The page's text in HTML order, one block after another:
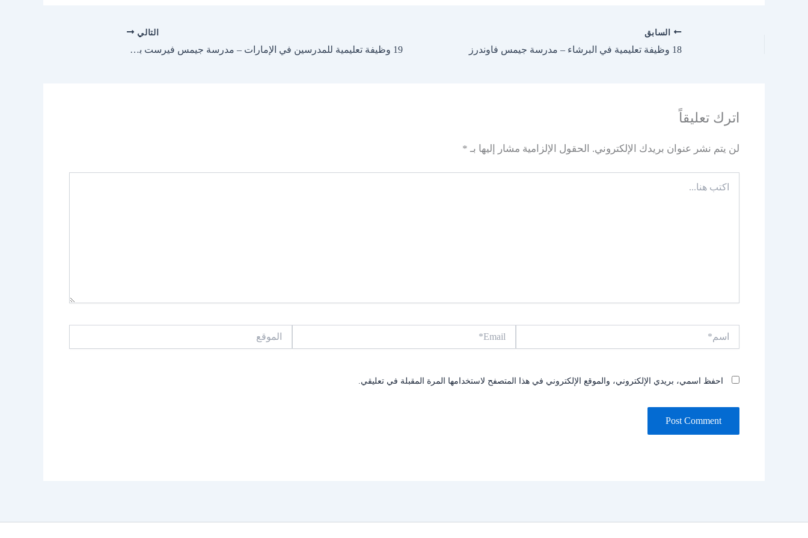
السابق
18 وظيفة تعليمية في البرشاء – مدرسة جيمس فاوندرز
التالي
19 وظيفة تعليمية للمدرسين في الإمارات – مدرسة جيمس فيرست بوينت
اترك تعليقاً
لن يتم نشر عنوان بريدك الإلكتروني. الحقول الإلزامية مشار إليها بـ *
هنا...
احفظ اسمي، بريدي الإلكتروني، والموقع الإلكتروني في هذا المتصفح لاستخدامها المرة المقبلة في تعليقي.